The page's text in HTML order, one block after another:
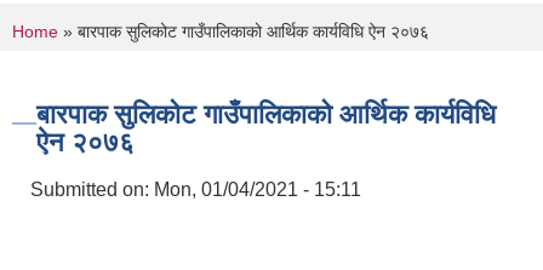
You are here
Home » बारपाक सुलिकोट गाउँपालिकाको आर्थिक कार्यविधि ऐन २०७६
बारपाक सुलिकोट गाउँपालिकाको आर्थिक कार्यविधि
ऐन २०७६
Submitted on: Mon, 01/04/2021 - 15:11